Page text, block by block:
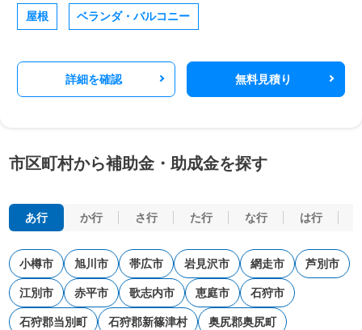
屋根 ベランダ・バルコニー
詳細を確認 無料見積り
市区町村から補助金・助成金を探す
あ行 か行 さ行 た行 な行 は行
小樽市 旭川市 帯広市 岩見沢市 網走市 芦別市
江別市 赤平市 歌志内市 恵庭市 石狩市
石狩郡当別町 石狩郡新篠津村 奥尻郡奥尻町